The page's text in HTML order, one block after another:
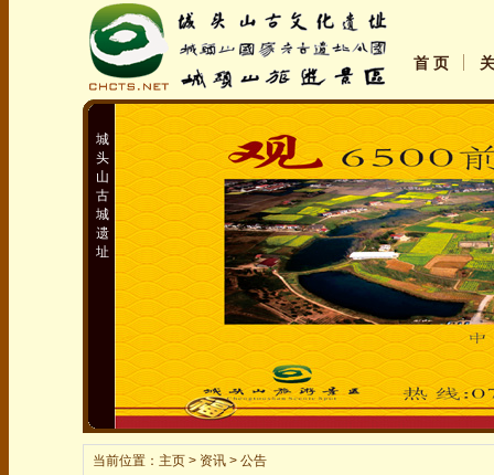
首 页
城
头
山
古
城
遗
址
当前位置： 主页> 资讯 > 公告